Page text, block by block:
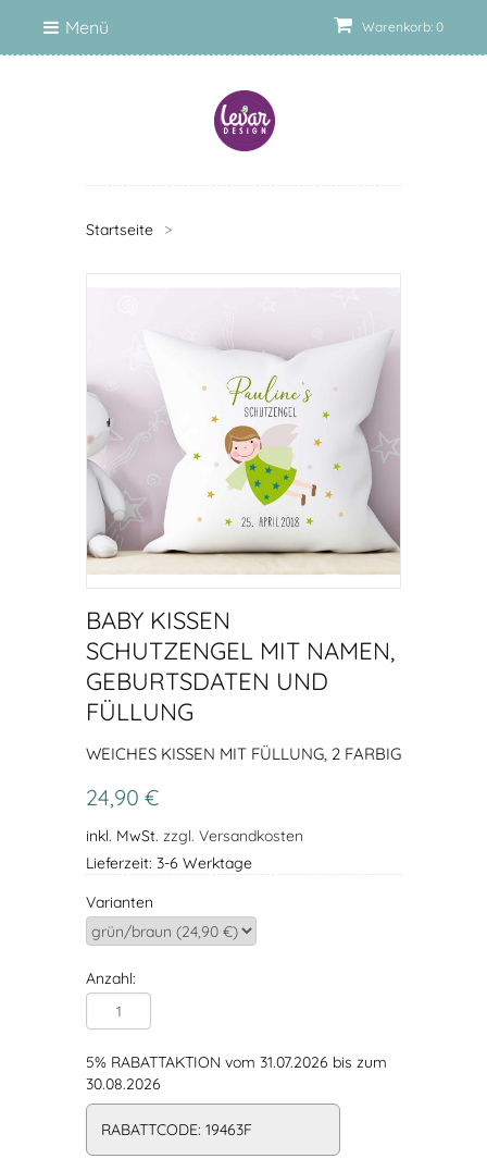
Warenkorb: 0
Menü
Startseite >
BABY KISSEN
SCHUTZENGEL MIT NAMEN,
GEBURTSDATEN UND
FÜLLUNG
WEICHES KISSEN MIT FÜLLUNG, 2 FARBIG
24,90 €
inkl. MwSt. zzgl. Versandkosten
Lieferzeit: 3-6 Werktage
Varianten
Anzahl:
5% RABATTAKTION vom 31.07.2026 bis zum
30.08.2026
RABATTCODE: 19463F